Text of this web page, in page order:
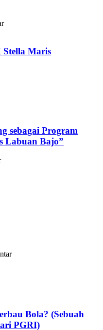
Stella Maris
sebagai Program
Labuan Bajo”
Bola? (Sebuah
PGRI)